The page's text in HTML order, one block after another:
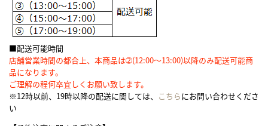
■配送可能時間
店舗営業時間の都合上、本商品は➁(12:00〜13:00)以降のみ配送可能商
品になります。
ご理解の程何卒宜しくお願い致します。
※12時以前、19時以降の配送に関しては、 こちらにお問い合わせくださ
い